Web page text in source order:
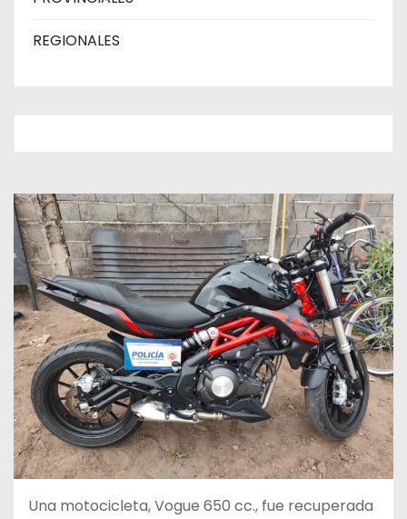
REGIONALES
Una motocicleta, Vogue 650 cc., fue recuperada